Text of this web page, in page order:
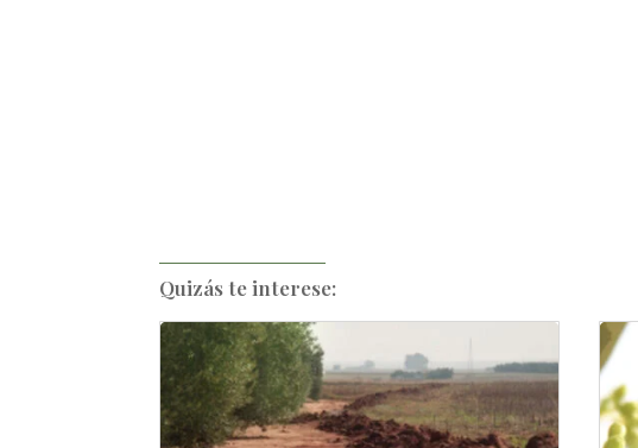
Quizás te interese: